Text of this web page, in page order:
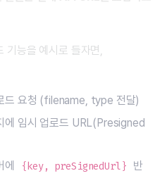
기능을 예시로 들자면,
드 요청 (filename, type 전달)
임시 업로드 URL(Presigned
{key, preSignedUrl} 반